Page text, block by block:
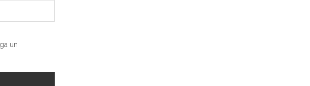
un